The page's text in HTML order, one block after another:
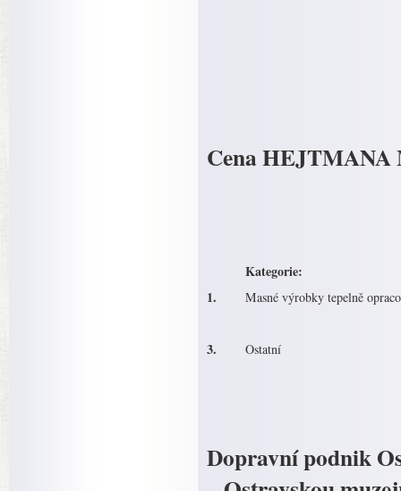
Cena
Kategorie:
1.
Masné výrobky tepelně
3. Ostatní
Dopravní podnik